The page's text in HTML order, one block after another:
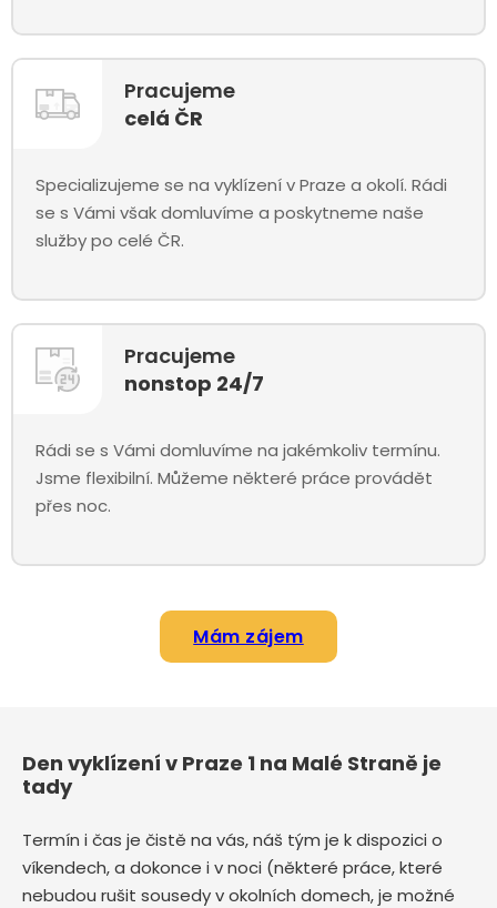
Pracujeme
celá ČR
Specializujeme se na vyklízení v Praze a okolí. Rádi
se s Vámi však domluvíme a poskytneme naše
služby po celé ČR.
Pracujeme
nonstop 24/7
Rádi se s Vámi domluvíme na jakémkoliv termínu.
Jsme flexibilní. Můžeme některé práce provádět
přes noc.
Mám zájem
Den vyklízení v Praze 1 na Malé Straně je
tady
Termín i čas je čistě na vás, náš tým je k dispozici o
víkendech, a dokonce i v noci (některé práce, které
nebudou rušit sousedy v okolních domech, je možné